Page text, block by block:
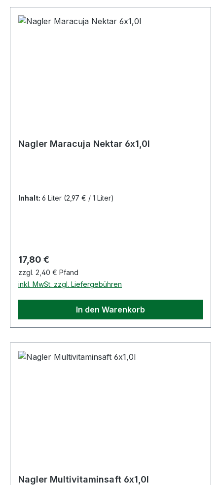
Nagler Maracuja Nektar 6x1,0l
Inhalt: 6 Liter (2,97 € / 1 Liter)
Regulärer Preis:
17,80 €
zzgl. 2,40 € Pfand
inkl. MwSt. zzgl. Liefergebühren
In den Warenkorb
Nagler Multivitaminsaft 6x1,0l